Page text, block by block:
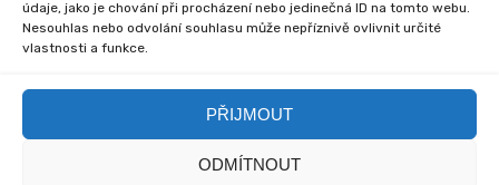
údaje, jako je chování při procházení nebo jedinečná ID na tomto webu.
Nesouhlas nebo odvolání souhlasu může nepříznivě ovlivnit určité
vlastnosti a funkce.
PŘIJMOUT
ODMÍTNOUT
Comments are closed.